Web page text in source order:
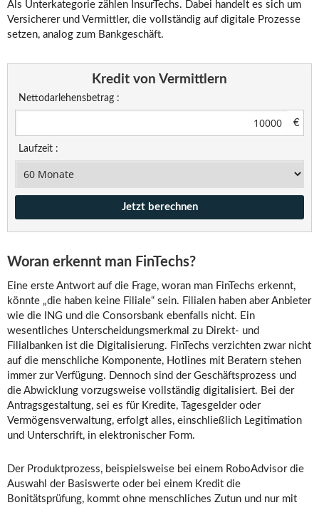
Als Unterkategorie zählen InsurTechs. Dabei handelt es sich um
Versicherer und Vermittler, die vollständig auf digitale Prozesse
setzen, analog zum Bankgeschäft.
Kredit von Vermittlern
Nettodarlehensbetrag :
€
Laufzeit :
Woran erkennt man FinTechs?
Eine erste Antwort auf die Frage, woran man FinTechs erkennt,
könnte „die haben keine Filiale“ sein. Filialen haben aber Anbieter
wie die ING und die Consorsbank ebenfalls nicht. Ein
wesentliches Unterscheidungsmerkmal zu Direkt- und
Filialbanken ist die Digitalisierung. FinTechs verzichten zwar nicht
auf die menschliche Komponente, Hotlines mit Beratern stehen
immer zur Verfügung. Dennoch sind der Geschäftsprozess und
die Abwicklung vorzugsweise vollständig digitalisiert. Bei der
Antragsgestaltung, sei es für Kredite, Tagesgelder oder
Vermögensverwaltung, erfolgt alles, einschließlich Legitimation
und Unterschrift, in elektronischer Form.
Der Produktprozess, beispielsweise bei einem RoboAdvisor die
Auswahl der Basiswerte oder bei einem Kredit die
Bonitätsprüfung, kommt ohne menschliches Zutun und nur mit